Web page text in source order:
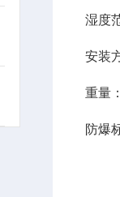
湿度
安装
重量
防爆